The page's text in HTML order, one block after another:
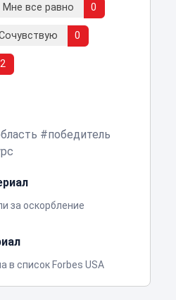
Мне все равно 0
0
2
победитель
за оскорбление
в список Forbes USA